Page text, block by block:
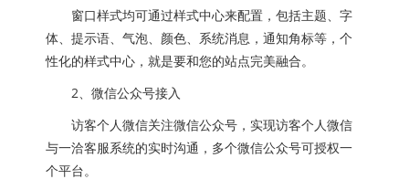
窗口样式均可通过样式中心来配置，包括主题、字
体、提示语、气泡、颜色、系统消息，通知角标等，个
性化的样式中心，就是要和您的站点完美融合。
2、微信公众号接入
访客个人微信关注微信公众号，实现访客个人微信
与一洽客服系统的实时沟通，多个微信公众号可授权一
个平台。